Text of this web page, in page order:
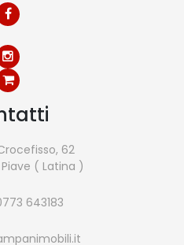
62
( Latina )
643183